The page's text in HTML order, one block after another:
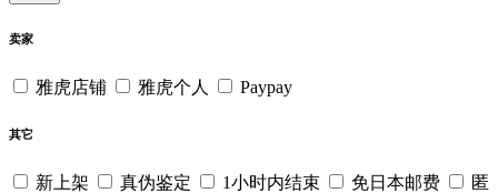
卖家
雅虎店铺 雅虎个人 Paypay
其它
新上架 真伪鉴定 1小时内结束 免日本邮费
匿